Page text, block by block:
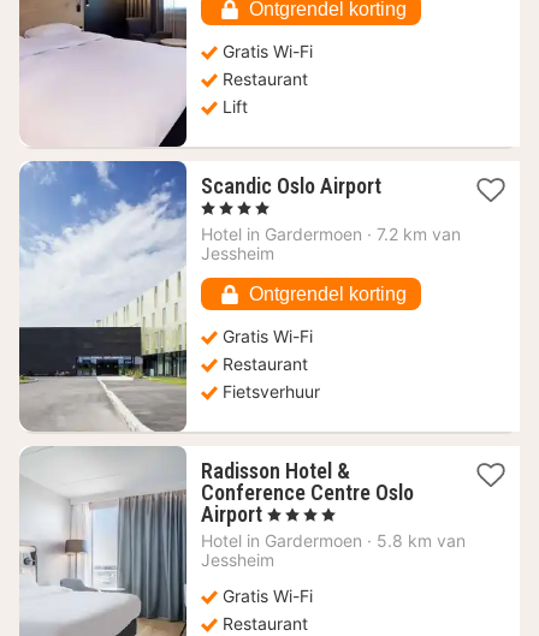
€
Ontgrendel korting
Gratis Wi-Fi
Restaurant
Lift
Scandic Oslo Airport1
vanaf
, 4 Sterren
Hotel in Gardermoen · 7.2 km van
Jessheim
Ontgrendel korting
Gratis Wi-Fi
Restaurant
Fietsverhuur
Radisson Hotel &
Conference Centre Oslo
Airport 1
nacht
vanaf
€
, 4 Sterren
Hotel in Gardermoen · 5.8 km van
Jessheim
Gratis Wi-Fi
Restaurant